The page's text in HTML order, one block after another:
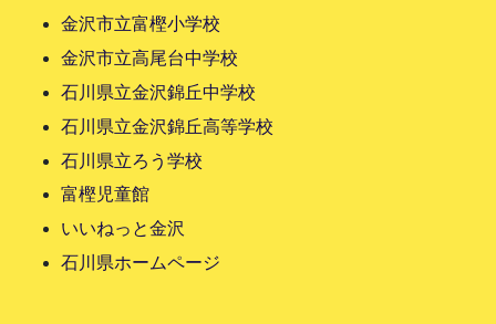
金沢市立富樫小学校
金沢市立高尾台中学校
石川県立金沢錦丘中学校
石川県立金沢錦丘高等学校
石川県立ろう学校
富樫児童館
いいねっと金沢
石川県ホームページ